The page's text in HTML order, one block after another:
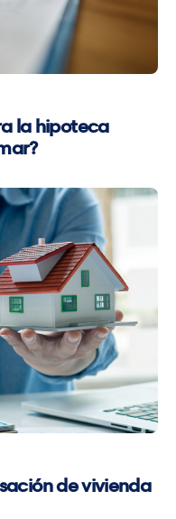
la hipoteca
de vivienda